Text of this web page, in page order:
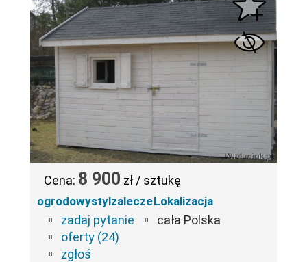
Cena: 8 900 zł / sztukę
ogrodowystylzalecze
zadaj pytanie
oferty (24)
zgłoś
Lokalizacja
cała Polska